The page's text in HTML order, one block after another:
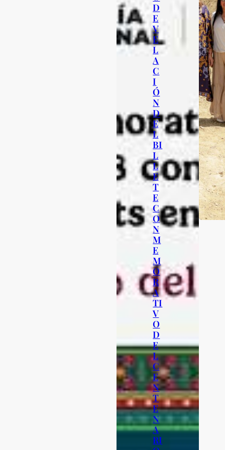
D
E
V
E
L
A
C
I
Ó
N
D
E
L
BI
L
L
E
T
E
C
O
N
M
E
M
O
R
A
TI
V
O
D
E
L
C
E
N
T
E
N
A
RI